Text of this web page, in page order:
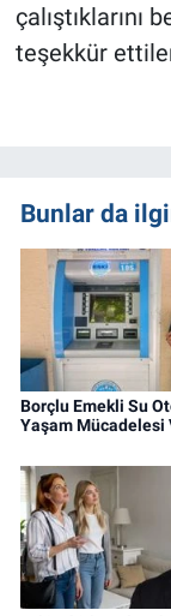
çalıştıklarını
teşekkür
Bunlar da
Borçlu Emekli Su
Yaşam Mücadelesi